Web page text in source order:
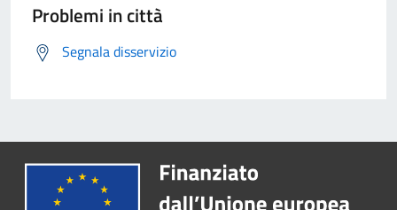
Problemi in città
Segnala disservizio